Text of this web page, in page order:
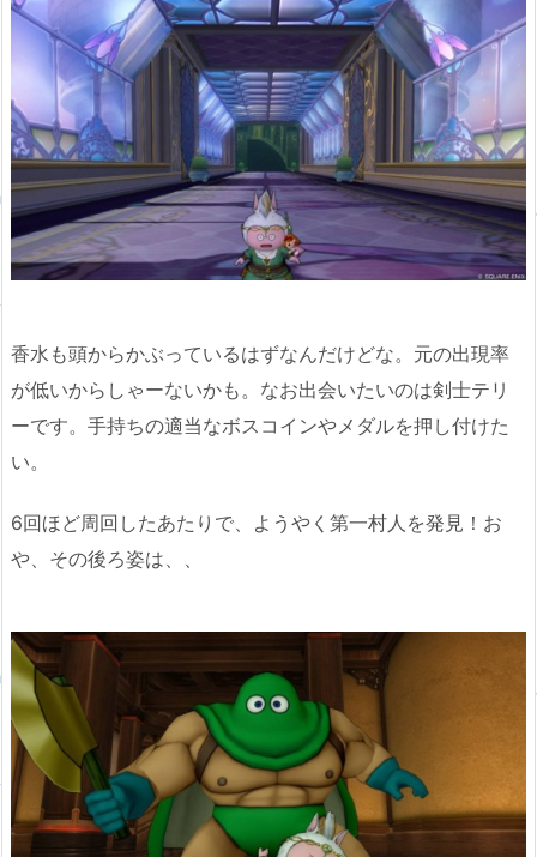
香水も頭からかぶっているはずなんだけどな。元の出現率
が低いからしゃーないかも。なお出会いたいのは剣士テリ
ーです。手持ちの適当なボスコインやメダルを押し付けた
い。
6回ほど周回したあたりで、ようやく第一村人を発見！お
や、その後ろ姿は、、